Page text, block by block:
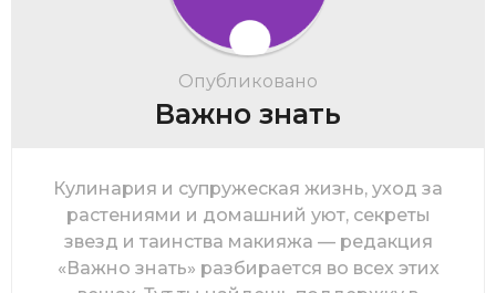
Опубликовано
Важно знать
Кулинария и супружеская жизнь, уход за
растениями и домашний уют, секреты
звезд и таинства макияжа — редакция
«Важно знать» разбирается во всех этих